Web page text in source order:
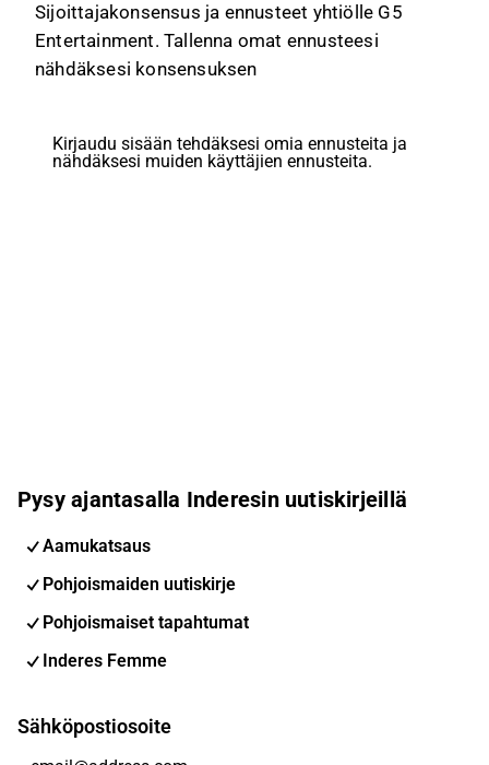
Sijoittajakonsensus ja ennusteet yhtiölle G5
Entertainment. Tallenna omat ennusteesi
nähdäksesi konsensuksen
Kirjaudu sisään tehdäksesi omia ennusteita ja
nähdäksesi muiden käyttäjien ennusteita.
Pysy ajantasalla Inderesin uutiskirjeillä
Aamukatsaus
Pohjoismaiden uutiskirje
Pohjoismaiset tapahtumat
Inderes Femme
Sähköpostiosoite